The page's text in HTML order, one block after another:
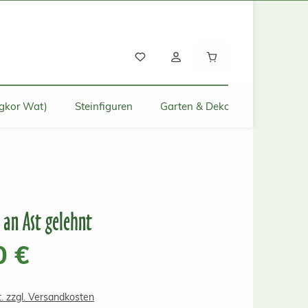
Wat) Steinfiguren Garten & Deko für Zuhause
Ast gelehnt
€
zzgl. Versandkosten